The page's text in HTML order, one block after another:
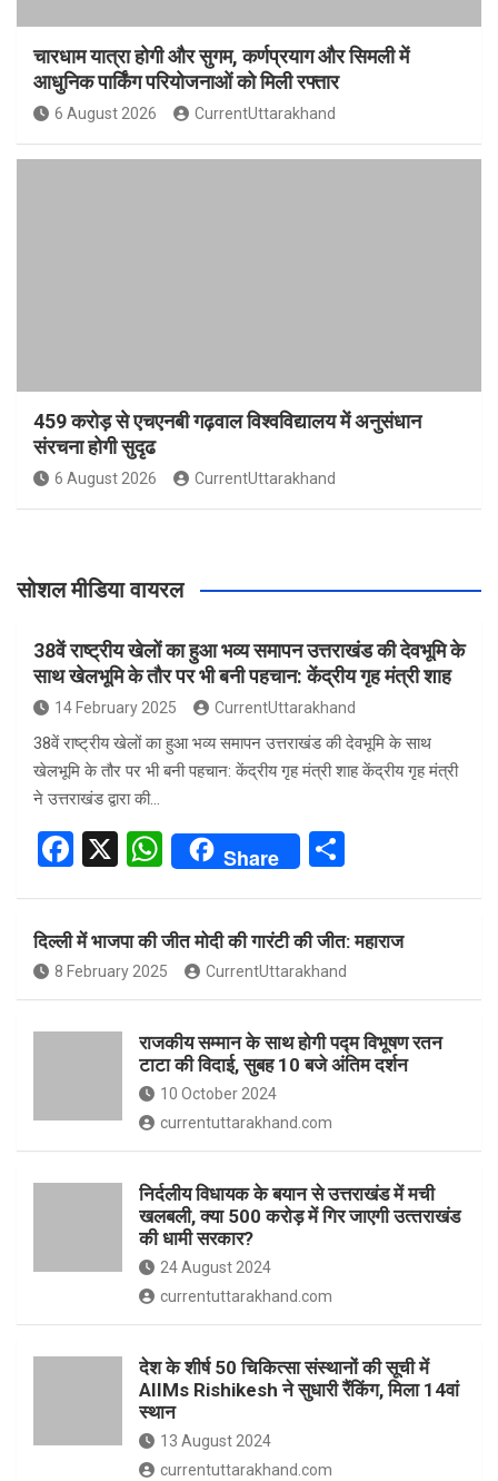
चारधाम यात्रा होगी और सुगम, कर्णप्रयाग और सिमली में
आधुनिक पार्किंग परियोजनाओं को मिली रफ्तार
6 August 2026 CurrentUttarakhand
459 करोड़ से एचएनबी गढ़वाल विश्वविद्यालय में अनुसंधान
संरचना होगी सुदृढ
6 August 2026 CurrentUttarakhand
सोशल मीडिया वायरल
38वें राष्ट्रीय खेलों का हुआ भव्य समापन उत्तराखंड की देवभूमि के
साथ खेलभूमि के तौर पर भी बनी पहचान: केंद्रीय गृह मंत्री शाह
14 February 2025 CurrentUttarakhand
38वें राष्ट्रीय खेलों का हुआ भव्य समापन उत्तराखंड की देवभूमि के साथ
खेलभूमि के तौर पर भी बनी पहचान: केंद्रीय गृह मंत्री शाह केंद्रीय गृह मंत्री
ने उत्तराखंड द्वारा की…
F
ce
b
o
o
X
W
at
s
A
p
p
Share
e
दिल्ली में भाजपा की जीत मोदी की गारंटी की जीत: महाराज
8 February 2025 CurrentUttarakhand
राजकीय सम्मान के साथ होगी पद्म विभूषण रतन
टाटा की विदाई, सुबह 10 बजे अंतिम दर्शन
10 October 2024
currentuttarakhand.com
निर्दलीय विधायक के बयान से उत्तराखंड में मची
खलबली, क्‍या 500 करोड़ में गिर जाएगी उत्‍तराखंड
की धामी सरकार?
24 August 2024
currentuttarakhand.com
देश के शीर्ष 50 चिकित्सा संस्थानों की सूची में
AIIMs Rishikesh ने सुधारी रैंकिंग, मिला 14वां
स्थान
13 August 2024
currentuttarakhand.com